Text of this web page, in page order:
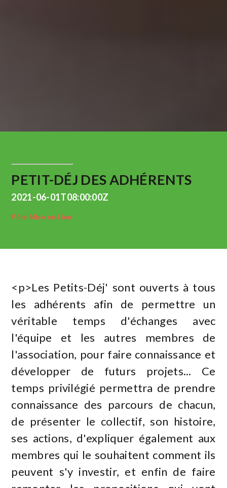
PETIT-DÉJ DES ADHÉRENTS
2021-06-01T08:00:00Z
Pôle Mise en Lien
<p>Les Petits-Déj' sont ouverts à tous
les adhérents afin de permettre un
véritable temps d'échanges avec
l'équipe et les autres membres de
l'association, pour faire connaissance et
développer de futurs projets... Ce
temps privilégié permettra de prendre
connaissance des parcours de chacun,
de présenter le collectif, son histoire,
ses actions, d'expliquer également aux
membres qui le souhaitent comment ils
peuvent s'y investir, et enfin de faire